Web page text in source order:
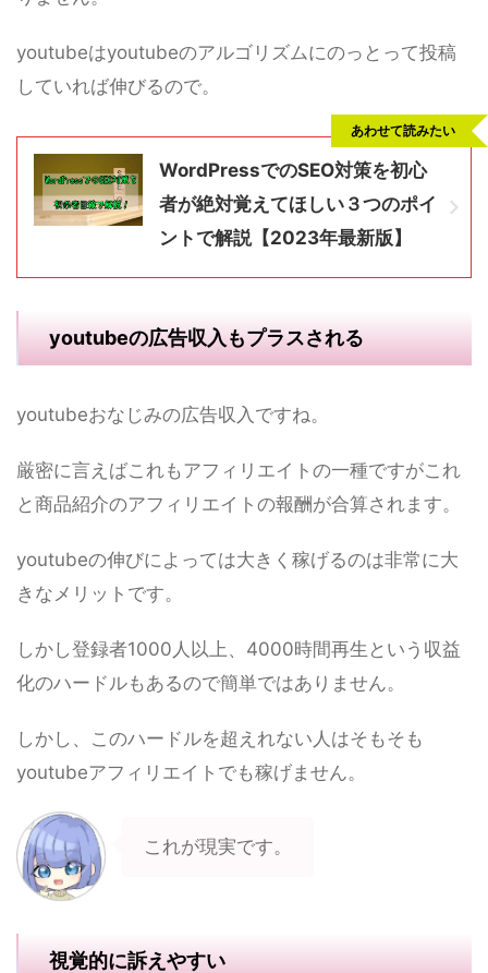
youtubeはyoutubeのアルゴリズムにのっとって投稿
していれば伸びるので。
WordPressでのSEO対策を初心
者が絶対覚えてほしい３つのポイ
ントで解説【2023年最新版】
あわせて読みたい
youtubeの広告収入もプラスされる
youtubeおなじみの広告収入ですね。
厳密に言えばこれもアフィリエイトの一種ですがこれ
と商品紹介のアフィリエイトの報酬が合算されます。
youtubeの伸びによっては大きく稼げるのは非常に大
きなメリットです。
しかし登録者1000人以上、4000時間再生という収益
化のハードルもあるので簡単ではありません。
しかし、このハードルを超えれない人はそもそも
youtubeアフィリエイトでも稼げません。
これが現実です。
視覚的に訴えやすい